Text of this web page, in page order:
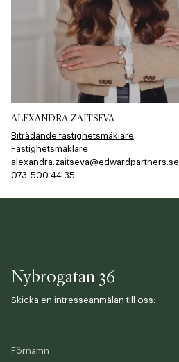
ALEXANDRA ZAITSEVA
Biträdande fastighetsmäklare
Fastighetsmäklare
alexandra.zaitseva@edwardpartners.se
073-500 44 35​​​​‌ ‍ ​‍​‍‌‍ ‌ ​‍‌‍‍‌‌‍‌ ‌‍‍‌‌‍ ‍​‍​‍​ ‍‍​‍​‍‌ ​ ‌‍​‌‌‍ ‍‌‍‍‌‌ ‌​‌ ‍‌​‍ ‍‌‍‍‌‌‍ ​‍​‍​‍ ​​‍​‍‌‍‍​‌ ​‍‌‍‌‌‌‍‌‍​‍​‍​ ‍‍​‍​‍​‍ ‌ ​ ‌ ‌​‌ ‌‌‌‍‌​‌‍‍‌‌‍ ​‍ ‌‍‍‌‌‍ ‍‌ ‌​‌‍‌‌‌‍ ‍‌ ‌​​‍ ‌‍‌‌‌‍‌​‌‍‍‌‌ ‌​​‍ ‌‍ ‌‌‍ ‌‍‌​‌‍‌‌​ ‌‌ ​​‌ ​‍‌‍‌‌‌ ​ ‌‍‌‌‌‍ ‍‌ ‌​‌‍​‌‌ ‌​‌‍‍‌‌‍ ‌‍ ‍​ ‍ ‌‍‍‌‌‍‌​​ ‌‌​‍​‌​​‌‌​ ‍‌​‌‌​ ‌​​ ‌ ​ ‌‍​ ​‍​ ​‍​ ​‍​ ‌ ‌​​‍‌​​‌​ ​‌‌​​ ​ ‌​​ ​‍‌​​‌​ ​‌‌​​‍​ ​‍‌​​ ‌​‌‌‌​‌‌​ ‌​​ ‌‌‌​​‌​ ‌‍​ ​‌‌​​‌​ ​‍​ ‍‌​ ‌ ​ ​‌​ ​​​ ‍ ‌ ‌​‌ ‍‌‌ ​​‌‍‌‌​ ‌‌‍‌‌‌‍ ‌‌ ​​‌‍ ​‌‍ ‌ ‍‌‌‍‌‌‌‍‌‌​ ‍ ‌ ​​‌‍​‌‌ ‌​‌‍‍​​ ‌‌‍​ ‌ ​‍‌‍ ‌​‍ ‍‌‍​ ‌‍‌‌‌‍ ​‌‍ ​‌‌​​‌‍‍​‌‍ ‌‍ ‍‌‍‌‌​ ‌‍​‍‌‍​‌‌ ​ ‌‍‌‌‌‌‌‌‌ ​‍‌‍ ​​ ‌​‍‌‌​ ​‍‌​‌‍‌ ​ ‌ ‌​‌ ‌‌‌‍‌​‌‍‍‌‌‍ ​‍‌‍‌‍‍‌‌‍‌​​ ‌‌​‍​‌​​‌‌​ ‍‌​‌‌​ ‌​​ ‌ ​ ‌‍​ ​‍​ ​‍​ ​‍​ ‌ ‌​​‍‌​​‌​ ​‌‌​​ ​ ‌​​ ​‍‌​​‌​ ​‌‌​​‍​ ​‍‌​​ ‌​‌‌‌​‌‌​ ‌​​ ‌‌‌​​‌​ ‌‍​ ​‌‌​​‌​ ​‍​ ‍‌​ ‌ ​ ​‌​ ​​​‍‌‍‌ ‌​‌ ‍‌‌ ​​‌‍‌‌​ ‌‌‍‌‌‌‍ ‌‌ ​​‌‍ ​‌‍ ‌ ‍‌‌‍‌‌‌‍‌‌​‍‌‍‌ ​​‌‍​‌‌ ‌​‌‍‍​​ ‌‌‍​ ‌ ​‍‌‍ ‌​‍ ‍‌‍​ ‌‍‌‌‌‍ ​‌‍ ​‌‌​​‌‍‍​‌‍ ‌‍ ‍‌‍‌‌​‍‌‍‌‍‍‌‌ ​ ‌​‌​‌ ​‍‌‍​‌‌‍‌‍‌ ‌​​ ‌​‍​‍‌ ‌
Nybrogatan 36
Skicka en intresseanmälan till oss:
Förnamn